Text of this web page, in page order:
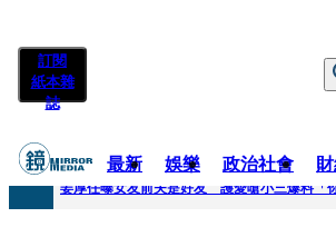
訂閱
紙本雜
誌
最新 娛樂 政治社會
快訊
姜厚任曝女友前夫是好友 護愛嗆小三爆料「